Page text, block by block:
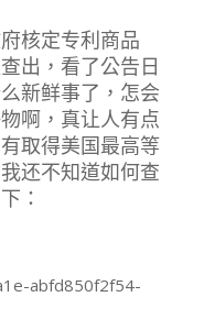
核定专利商品
出，看了公告日
新鲜事了，怎会
啊，真让人有点
取得美国最高等
还不知道如何查
：